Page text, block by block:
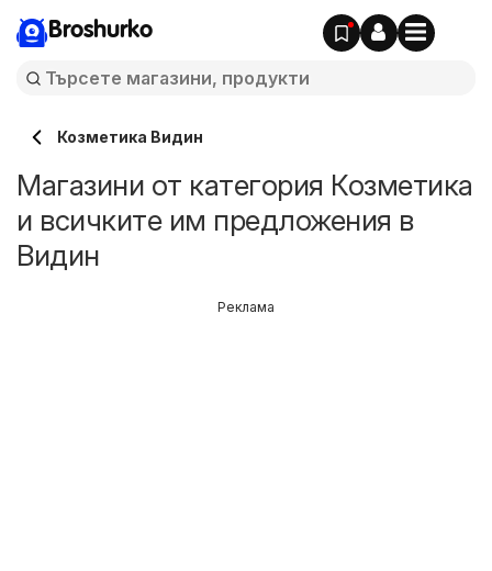
Broshurko
Козметика Видин
Магазини от категория Козметика
и всичките им предложения в
Видин
Реклама